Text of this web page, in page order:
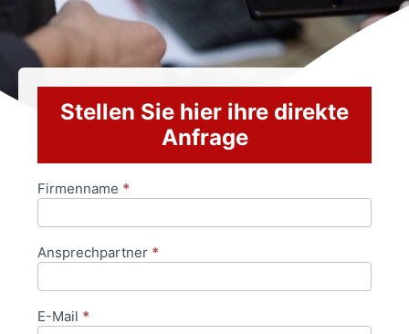
Stellen Sie hier ihre direkte
Anfrage
Anfrageformular
Firmenname *
Ansprechpartner *
E-Mail *